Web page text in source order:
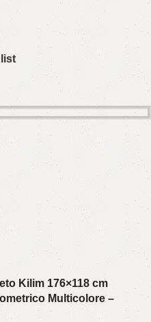
Kilim 176×118 cm
Multicolore –